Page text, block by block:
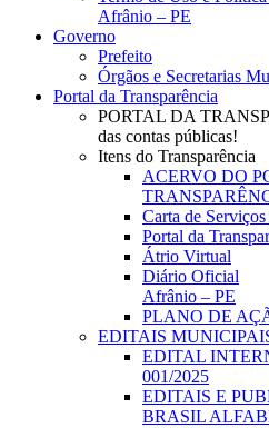
Afrânio – PE
Governo
Prefeito
Órgãos e Secretarias
Portal da Transparência
PORTAL DA
das contas públicas!
Itens do Transparência
ACERVO DO
Carta de
Portal da
Átrio Virtual
Diário Oficial
Afrânio – PE
PLANO DE
EDITAIS
EDITAL
001/2025
EDITAIS E
BRASIL